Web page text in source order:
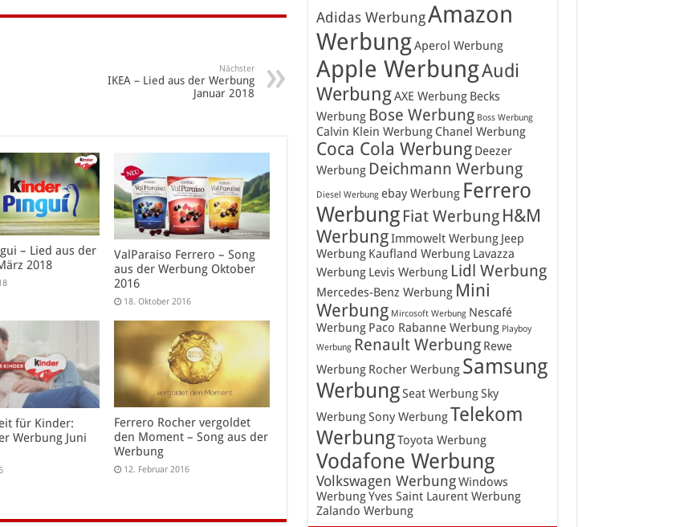
Nächster
IKEA – Lied aus der Werbung
Januar 2018
– Lied aus der
2018
ValParaiso Ferrero – Song
aus der Werbung Oktober
2016
18. Oktober 2016
für Kinder:
Werbung Juni
Ferrero Rocher vergoldet
den Moment – Song aus der
Werbung
12. Februar 2016
Adidas WerbungAmazon
WerbungAperol Werbung
Apple WerbungAudi
WerbungAXE Werbung Becks
Werbung Bose Werbung Boss Werbung
Calvin Klein Werbung Chanel Werbung
Coca Cola Werbung Deezer
Werbung Deichmann Werbung
Diesel Werbung ebay Werbung Ferrero
Werbung Fiat Werbung H&M
WerbungImmowelt Werbung Jeep
Werbung Kaufland Werbung Lavazza
Werbung Levis Werbung Lidl Werbung
Mercedes-Benz Werbung Mini
Werbung Mircosoft Werbung Nescafé
Werbung Paco Rabanne Werbung Playboy
Werbung Renault Werbung Rewe
Werbung Rocher Werbung Samsung
WerbungSeat WerbungSky
WerbungSony WerbungTelekom
WerbungToyota Werbung
Vodafone Werbung
Volkswagen WerbungWindows
WerbungYves Saint Laurent Werbung
Zalando Werbung